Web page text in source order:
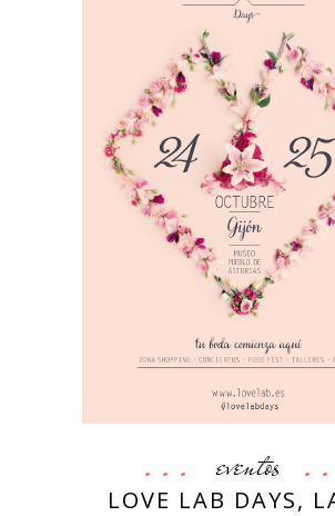
eventos
LOVE LAB DAYS,